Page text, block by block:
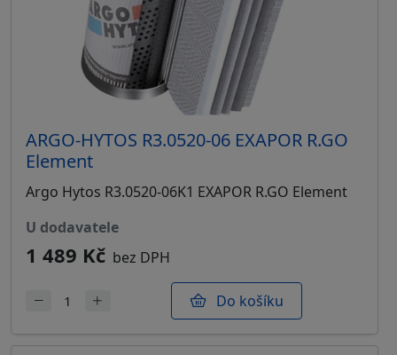
ARGO-HYTOS R3.0520-06 EXAPOR R.GO
Element
Argo Hytos R3.0520-06K1 EXAPOR R.GO Element
u dodavatele
1 489 Kč bez DPH
Do košíku